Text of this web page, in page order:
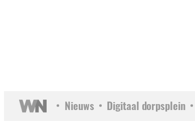
Nieuws Digitaal dorpsplein